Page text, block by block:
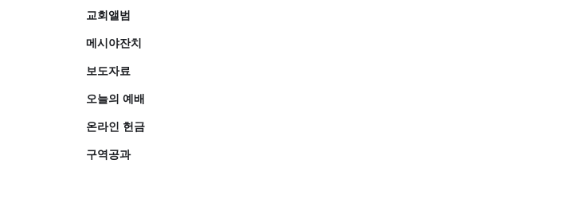
교회앨범
메시야잔치
보도자료
오늘의 예배
온라인 헌금
구역공과